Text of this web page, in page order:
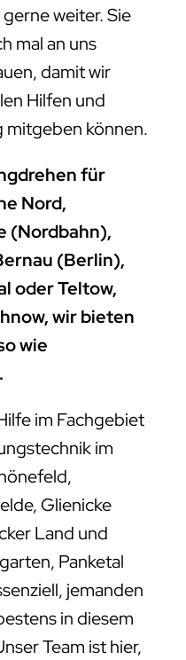
weiter. Sie
mal an uns
damit wir
Hilfen und
mitgeben können.
für
Nord,
(Nordbahn),
(Berlin),
oder Teltow,
wir bieten
wie
im Fachgebiet
im
Glienicke
Land und
Panketal
jemanden
in diesem
Team ist hier,